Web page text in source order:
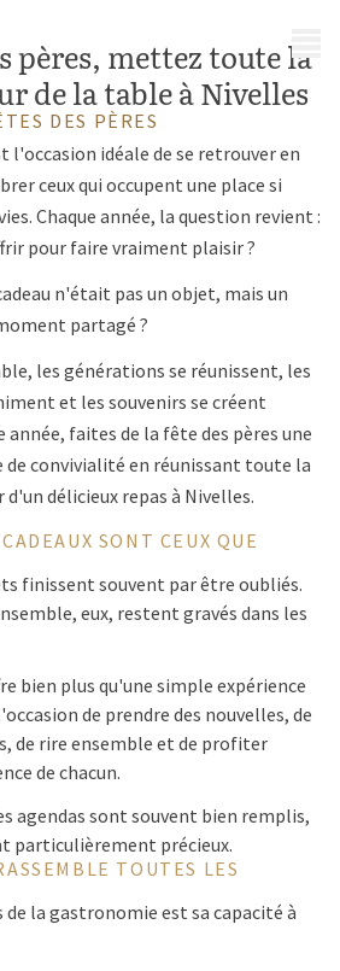
MENU
pères, mettez toute la
de la table à Nivelles
DES PÈRES
l'occasion idéale de se retrouver en
ceux qui occupent une place si
Chaque année, la question revient :
pour faire vraiment plaisir ?
n'était pas un objet, mais un
partagé ?
les générations se réunissent, les
et les souvenirs se créent
faites de la fête des pères une
convivialité en réunissant toute la
délicieux repas à Nivelles.
SONT CEUX QUE
finissent souvent par être oubliés.
eux, restent gravés dans les
bien plus qu'une simple expérience
de prendre des nouvelles, de
de rire ensemble et de profiter
de chacun.
agendas sont souvent bien remplis,
particulièrement précieux.
TOUTES LES
de la gastronomie est sa capacité à